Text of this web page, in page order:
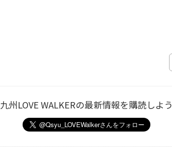
九州LOVE WALKERの最新情報を購読しよう